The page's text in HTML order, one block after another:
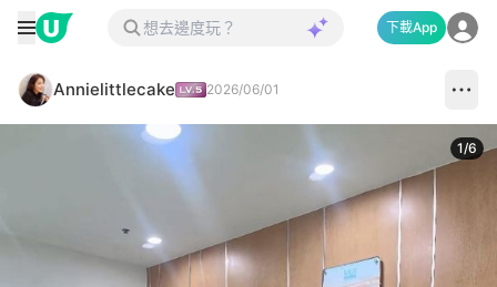
下載App
Annielittlecake 2026/06/01
1/6